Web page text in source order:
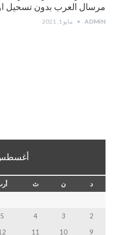
مرسال العرب بدون تسحيل
ADMIN مايو 1, 2021
أغسطس
د ن ث
2
3
4
5
9
10
11